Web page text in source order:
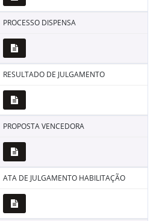
PROCESSO DISPENSA
RESULTADO DE JULGAMENTO
PROPOSTA VENCEDORA
ATA DE JULGAMENTO HABILITAÇÃO